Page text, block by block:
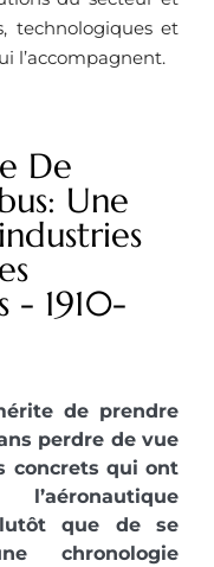
technologiques et
l’accompagnent.
De
Une
- 1910-
de prendre
perdre de vue
concrets qui ont
que de se
chronologie